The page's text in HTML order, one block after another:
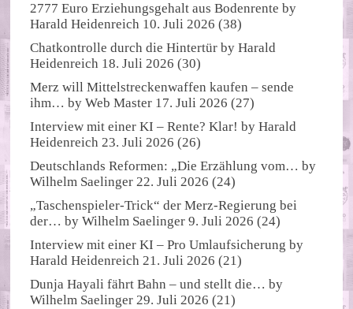
2777 Euro Erziehungsgehalt aus Bodenrente by
Harald Heidenreich 10. Juli 2026 (38)
Chatkontrolle durch die Hintertür byHarald
Heidenreich 18. Juli 2026 (30)
Merz will Mittelstreckenwaffen kaufen – sende
ihm… byWeb Master 17. Juli 2026 (27)
Interview mit einer KI – Rente? Klar! byHarald
Heidenreich 23. Juli 2026 (26)
Deutschlands Reformen: „Die Erzählung vom… by
Wilhelm Saelinger 22. Juli 2026 (24)
„Taschenspieler-Trick“ der Merz-Regierung bei
der… byWilhelm Saelinger 9. Juli 2026 (24)
Interview mit einer KI – Pro Umlaufsicherung by
Harald Heidenreich 21. Juli 2026 (21)
Dunja Hayali fährt Bahn – und stellt die… by
Wilhelm Saelinger 29. Juli 2026 (21)